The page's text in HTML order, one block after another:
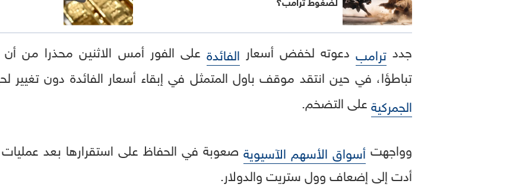
جددترامب دعوته لخفض أسعار الفائدة على الفور أمس الاثنين محذرا من أن
تباطؤا، في حين انتقد موقف باول المتمثل في إبقاء أسعار الفائدة دون تغيير
الجمركيةعلى التضخم.
وواجهت أسواق الأسهم الآسيوية صعوبة في الحفاظ على استقرارها بعد عمليات
أدت إلى إضعاف وول ستريت والدولار.